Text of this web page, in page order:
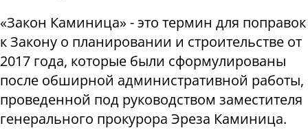
«Закон Каминица» - это термин для поправок
к Закону о планировании и строительстве от
2017 года, которые были сформулированы
после обширной административной работы,
проведенной под руководством заместителя
генерального прокурора Эреза Каминица.